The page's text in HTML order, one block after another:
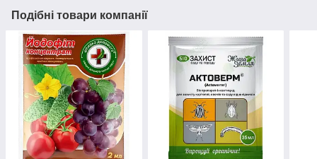
Подібні товари компанії